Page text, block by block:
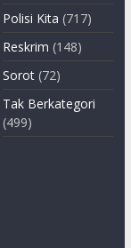
Polisi Kita (717)
Reskrim (148)
Sorot (72)
Tak Berkategori
(499)